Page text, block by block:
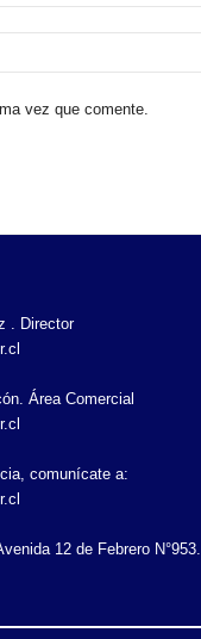
vez que comente.
. Director
Área Comercial
comunícate a:
12 de Febrero N°953.